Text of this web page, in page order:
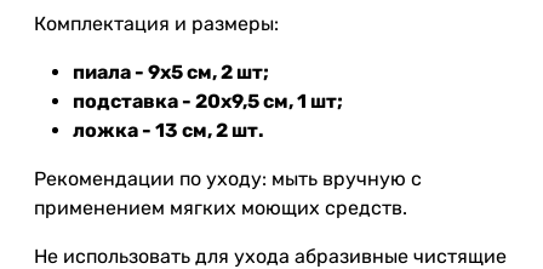
Комплектация и размеры:
пиала - 9х5 см, 2 шт;
подставка - 20x9,5 см, 1 шт;
ложка - 13 см, 2 шт.
Рекомендации по уходу: мыть вручную с
применением мягких моющих средств.
Не использовать для ухода абразивные чистящие